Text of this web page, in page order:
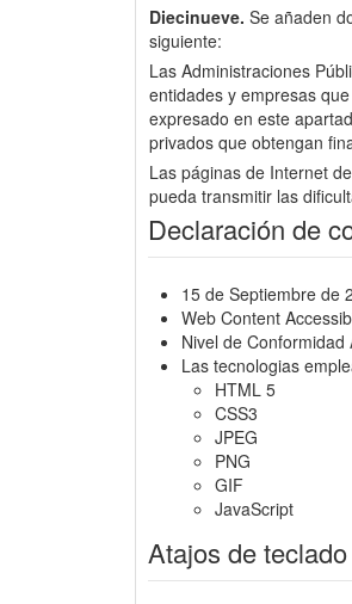
Diecinueve. Se añaden
siguiente:
Las Administraciones
entidades y empresas
expresado en este
privados que obtengan
Las páginas de Internet
pueda transmitir las
Declaración de
15 de Septiembre de
Web Content
Nivel de Conformidad
Las tecnologias
HTML 5
CSS3
JPEG
PNG
GIF
JavaScript
Atajos de teclado